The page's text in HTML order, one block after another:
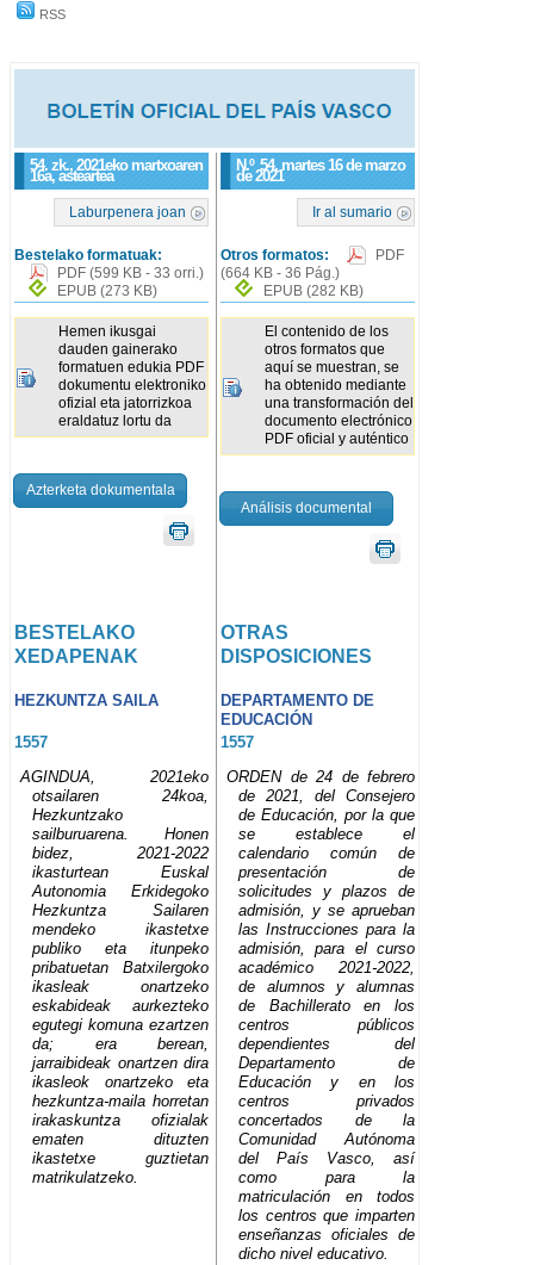
RSS
54. zk., 2021eko martxoaren
16a, asteartea
N.º54, martes 16 de marzo
de 2021
Laburpenera joan
Bestelako formatuak:
PDF (599 KB - 33 orri.)
EPUB (273 KB)
Hemen ikusgai
dauden gainerako
formatuen edukia PDF
dokumentu elektroniko
ofizial eta jatorrizkoa
eraldatuz lortu da
Azterketa dokumentala
Ir al sumario
Otros formatos:
PDF
(664 KB - 36 Pág.)
EPUB(282 KB)
El contenido de los
otros formatos que
aquí se muestran, se
ha obtenido mediante
una transformación del
documento electrónico
PDF oficial y auténtico
Análisis documental
BESTELAKO
XEDAPENAK
OTRAS
DISPOSICIONES
HEZKUNTZA SAILA
DEPARTAMENTO DE
EDUCACIÓN
1557
1557
AGINDUA, 2021eko
otsailaren 24koa,
Hezkuntzako
sailburuarena. Honen
bidez, 2021-2022
ikasturtean Euskal
Autonomia Erkidegoko
Hezkuntza Sailaren
mendeko ikastetxe
publiko eta itunpeko
pribatuetan Batxilergoko
ikasleak onartzeko
eskabideak aurkezteko
egutegi komuna ezartzen
da; era berean,
jarraibideak onartzen dira
ikasleok onartzeko eta
hezkuntza-maila horretan
irakaskuntza ofizialak
ematen dituzten
ikastetxe guztietan
matrikulatzeko.
ORDEN de 24 de febrero
de 2021, del Consejero
de Educación, por la que
se establece el
calendario común de
presentación de
solicitudes y plazos de
admisión, y se aprueban
las Instrucciones para la
admisión, para el curso
académico 2021-2022,
de alumnos y alumnas
de Bachillerato en los
centros públicos
dependientes del
Departamento de
Educación y en los
centros privados
concertados de la
Comunidad Autónoma
del País Vasco, así
como para la
matriculación en todos
los centros que imparten
enseñanzas oficiales de
dicho nivel educativo.